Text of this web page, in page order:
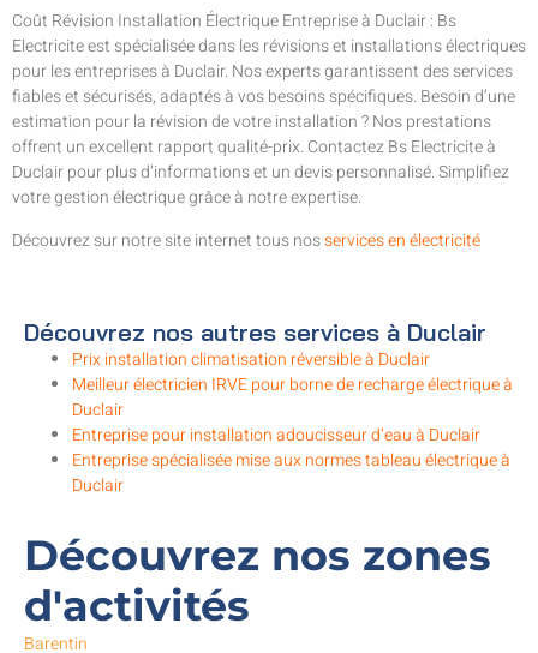
Coût Révision Installation Électrique Entreprise à Duclair : Bs
Electricite est spécialisée dans les révisions et installations électriques
pour les entreprises à Duclair. Nos experts garantissent des services
fiables et sécurisés, adaptés à vos besoins spécifiques. Besoin d’une
estimation pour la révision de votre installation ? Nos prestations
offrent un excellent rapport qualité-prix. Contactez Bs Electricite à
Duclair pour plus d’informations et un devis personnalisé. Simplifiez
votre gestion électrique grâce à notre expertise.
Découvrez sur notre site internet tous nosservices en électricité
Découvrez nos autres services à Duclair
Prix installation climatisation réversible à Duclair
Meilleur électricien IRVE pour borne de recharge électrique à
Duclair
Entreprise pour installation adoucisseur d’eau à Duclair
Entreprise spécialisée mise aux normes tableau électrique à
Duclair
Découvrez nos zones
d'activités
Barentin